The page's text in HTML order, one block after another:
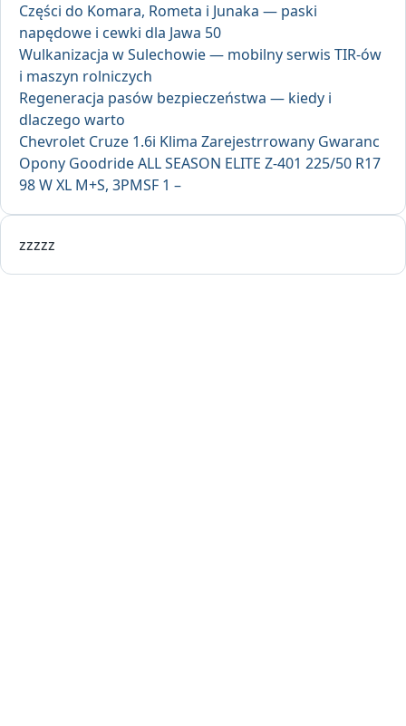
Części do Komara, Rometa i Junaka — paski
napędowe i cewki dla Jawa 50
Wulkanizacja w Sulechowie — mobilny serwis TIR-ów
i maszyn rolniczych
Regeneracja pasów bezpieczeństwa — kiedy i
dlaczego warto
Chevrolet Cruze 1.6i Klima Zarejestrrowany Gwaranc
Opony Goodride ALL SEASON ELITE Z-401 225/50 R17
98 W XL M+S, 3PMSF 1 –
zzzzz